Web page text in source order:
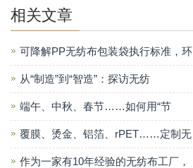
相关文章
可降解PP无纺布包装袋执行标准，环
从“制造”到“智造”：探访无纺
端午、中秋、春节……如何用“节
覆膜、烫金、铝箔、rPET……定制无
作为一家有10年经验的无纺布工厂，